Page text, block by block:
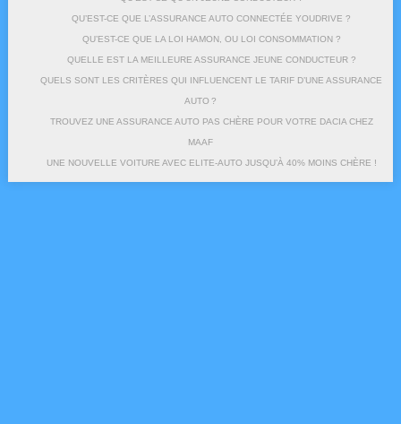
QU’EST-CE QUE L’ASSURANCE AUTO CONNECTÉE YOUDRIVE ?
QU’EST-CE QUE LA LOI HAMON, OU LOI CONSOMMATION ?
QUELLE EST LA MEILLEURE ASSURANCE JEUNE CONDUCTEUR ?
QUELS SONT LES CRITÈRES QUI INFLUENCENT LE TARIF D’UNE ASSURANCE
AUTO ?
TROUVEZ UNE ASSURANCE AUTO PAS CHÈRE POUR VOTRE DACIA CHEZ
MAAF
UNE NOUVELLE VOITURE AVEC ELITE-AUTO JUSQU’À 40% MOINS CHÈRE !